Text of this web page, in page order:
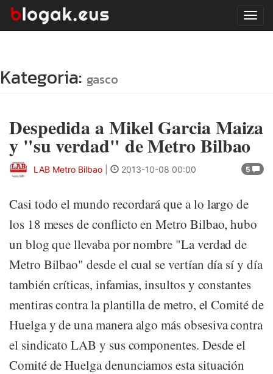
Kategoria: gasco
Despedida a Mikel Garcia Maiza
y "su verdad" de Metro Bilbao
5
LAB Metro Bilbao 2013-10-08 00:00
Casi todo el mundo recordará que a lo largo de
los 18 meses de conflicto en Metro Bilbao, hubo
un blog que llevaba por nombre "La verdad de
Metro Bilbao" desde el cual se vertían día sí y día
también críticas, infamias, insultos y constantes
mentiras contra la plantilla de metro, el Comité de
Huelga y de una manera algo más obsesiva contra
el sindicato LAB y sus componentes. Desde el
Comité de Huelga denunciamos esta situación